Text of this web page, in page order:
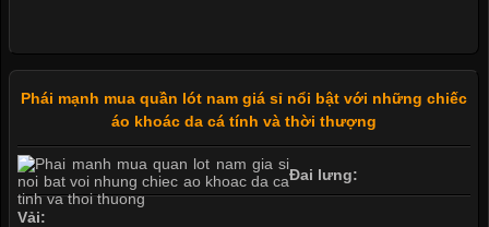
Phái mạnh mua quần lót nam giá sỉ nổi bật với những chiếc
áo khoác da cá tính và thời thượng
Đai lưng:
Vải: